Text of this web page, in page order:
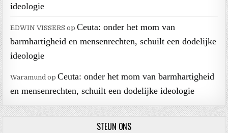
ideologie
EDWIN VISSERS opCeuta: onder het mom van
barmhartigheid en mensenrechten, schuilt een dodelijke
ideologie
Waramund opCeuta: onder het mom van barmhartigheid
en mensenrechten, schuilt een dodelijke ideologie
STEUN ONS